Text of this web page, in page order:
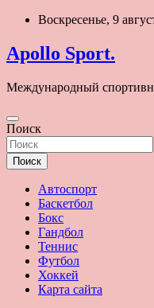
Перейти
содержимому
Воскресенье, 9
Apollo Sport.
Международный
Поиск
Поиск
Автоспорт
Баскетбол
Бокс
Гандбол
Теннис
Футбол
Хоккей
Карта сайта